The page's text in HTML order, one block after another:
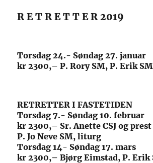
R E T R E T T E R 2019
Torsdag 24.- Søndag 27. januar
kr 2300,– P. Rory SM, P. Erik SM
RETRETTER I FASTETIDEN
Torsdag 7.- Søndag 10. februar
kr 2300,– Sr. Anette CSJ og prest
P. Jo Neve SM, liturg
Torsdag 14- Søndag 17. mars
kr 2300,– Bjørg Eimstad, P. Erik